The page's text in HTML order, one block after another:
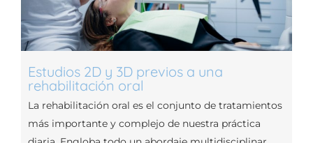
Estudios 2D y 3D previos a una
rehabilitación oral
La rehabilitación oral es el conjunto de tratamientos
más importante y complejo de nuestra práctica